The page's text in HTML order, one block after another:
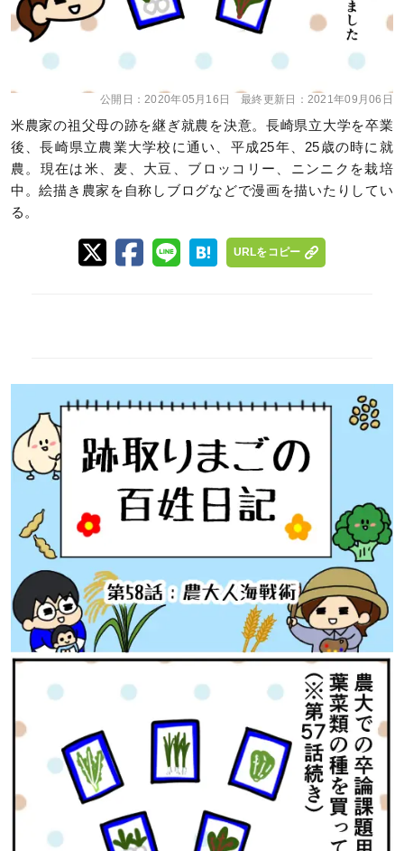
公開日：2020年05月16日 最終更新日： 2021年09月06日
米農家の祖父母の跡を継ぎ就農を決意。長崎県立大学を卒業
後、長崎県立農業大学校に通い、平成25年、25歳の時に就
農。現在は米、麦、大豆、ブロッコリー、ニンニクを栽培
中。絵描き農家を自称しブログなどで漫画を描いたりしてい
る。
URLをコピー